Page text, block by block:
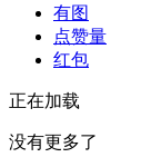
有图
点赞量
红包
正在加载
没有更多了